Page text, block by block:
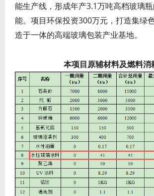
能生产线，形成年产3.1万吨高档玻璃
能。项目环保投资300万元，打造集绿
造于一体的高端玻璃包装产业基地。
本项目原辅材料及燃料消